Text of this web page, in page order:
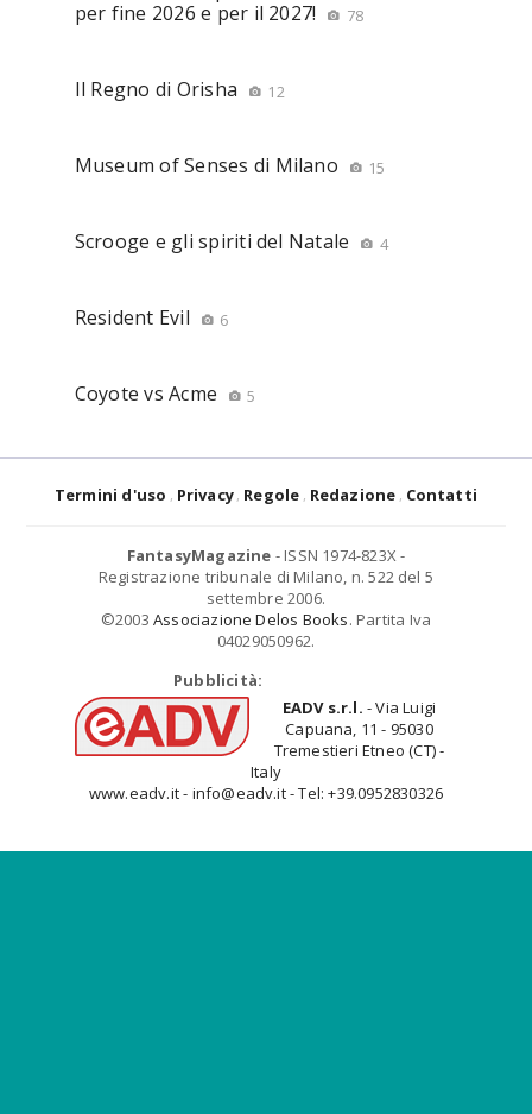
per fine 2026 e per il 2027!
78
Il Regno di Orisha 12
Museum of Senses di Milano 15
Scrooge e gli spiriti del Natale 4
Resident Evil 6
Coyote vs Acme 5
Termini d'uso Privacy Regole Redazione Contatti
FantasyMagazine - ISSN 1974-823X -
Registrazione tribunale di Milano, n. 522 del 5
settembre 2006.
©2003 Associazione Delos Books. Partita Iva
04029050962.
Pubblicità:
EADV s.r.l. - Via Luigi
Capuana, 11 - 95030
Tremestieri Etneo (CT) -
Italy
www.eadv.it - info@eadv.it - Tel: +39.0952830326